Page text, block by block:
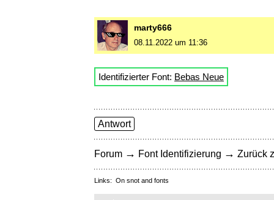
marty666
08.11.2022 um 11:36
Identifizierter Font: Bebas Neue
Antwort
Forum → Font Identifizierung → Zurück
Links: On snot and fonts